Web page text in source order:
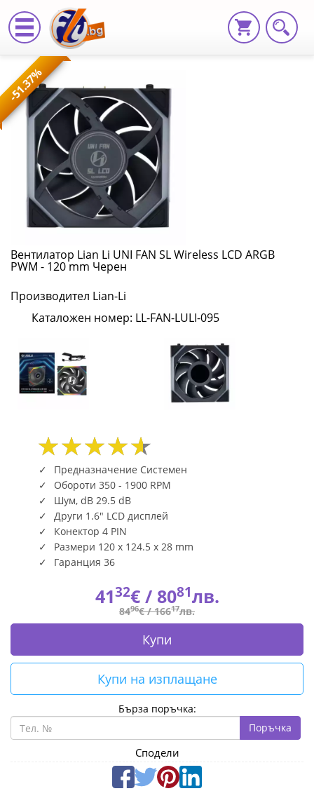
Вентилатор
Lian
Li
UNI
FAN
SL
Wireless
LCD
ARGB
PWM
120
mm
LL-
FAN-
LULI-
095
|
Fly.bg
-51.37%
Вентилатор Lian Li UNI FAN SL Wireless LCD ARGB
PWM - 120 mm Черен
Производител Lian-Li
Каталожен номер: LL-FAN-LULI-095
Предназначение Системен
Обороти 350 - 1900 RPM
Шум, dB 29.5 dB
Други 1.6" LCD дисплей
Конектор 4 PIN
Размери 120 x 124.5 x 28 mm
Гаранция 36
4132€ / 8081лв.
8496€ /16617лв.
Купи
Купи на изплащане
Бърза поръчка:
Поръчка
Сподели